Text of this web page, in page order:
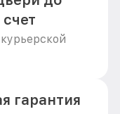
гарантия